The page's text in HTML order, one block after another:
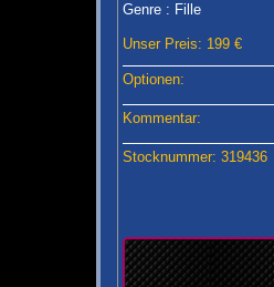
Genre : Fille
Unser Preis: 199 €
Optionen:
Kommentar:
Stocknummer: 319436